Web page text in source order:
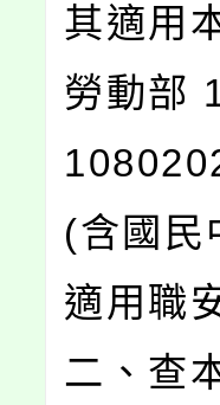
其適用
勞動部
(含國民
適用職
二、查